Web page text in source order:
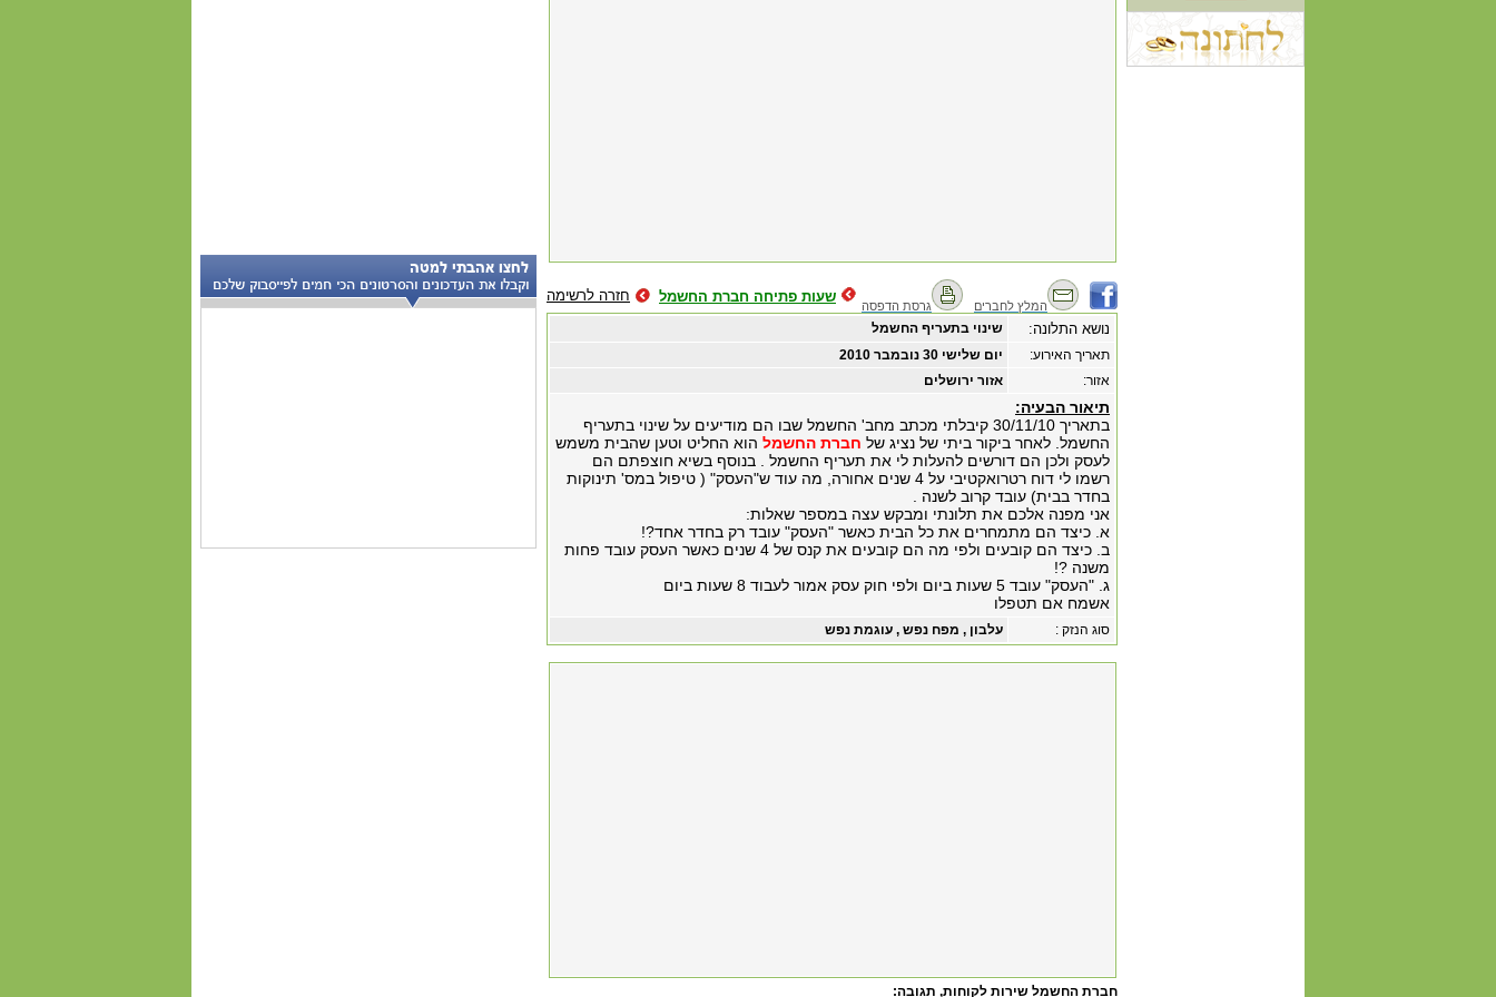
חזרה לרשימה שעות פתיחה חברת החשמל
גרסת הדפסה המלץ לחברים
שינוי בתעריף החשמל נושא התלונה:
‏יום שלישי ‏30 ‏נובמבר ‏2010
תאריך האירוע:
אזור ירושלים
אזור:
תיאור הבעיה:
בתאריך 30/11/10 קיבלתי מכתב מחב' החשמל שבו הם מודיעים על שינוי בתעריף
החשמל. לאחר ביקור ביתי של נציג של חברת החשמל הוא החליט וטען שהבית משמש
לעסק ולכן הם דורשים להעלות לי את תעריף החשמל . בנוסף בשיא חוצפתם הם
רשמו לי דוח רטרואקטיבי על 4 שנים אחורה, מה עוד ש"העסק" ( טיפול במס' תינוקות
בחדר בבית) עובד קרוב לשנה .
אני מפנה אלכם את תלונתי ומבקש עצה במספר שאלות:
א. כיצד הם מתמחרים את כל הבית כאשר "העסק" עובד רק בחדר אחד?!
ב. כיצד הם קובעים ולפי מה הם קובעים את קנס של 4 שנים כאשר העסק עובד פחות
משנה ?!
ג. "העסק" עובד 5 שעות ביום ולפי חוק עסק אמור לעבוד 8 שעות ביום
אשמח אם תטפלו
עלבון , מפח נפש , עוגמת נפש סוג הנזק :
חברת החשמל שירות לקוחות, תגובה: